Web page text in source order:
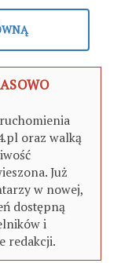
oraz walką
Już
w nowej,
dostępną
i
redakcji.